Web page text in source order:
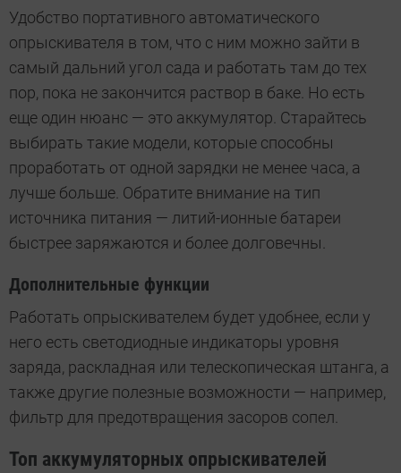
Удобство портативного автоматического
опрыскивателя в том, что с ним можно зайти в
самый дальний угол сада и работать там до тех
пор, пока не закончится раствор в баке. Но есть
еще один нюанс — это аккумулятор. Старайтесь
выбирать такие модели, которые способны
проработать от одной зарядки не менее часа, а
лучше больше. Обратите внимание на тип
источника питания — литий-ионные батареи
быстрее заряжаются и более долговечны.
Дополнительные функции
Работать опрыскивателем будет удобнее, если у
него есть светодиодные индикаторы уровня
заряда, раскладная или телескопическая штанга, а
также другие полезные возможности — например,
фильтр для предотвращения засоров сопел.
Топ аккумуляторных опрыскивателей